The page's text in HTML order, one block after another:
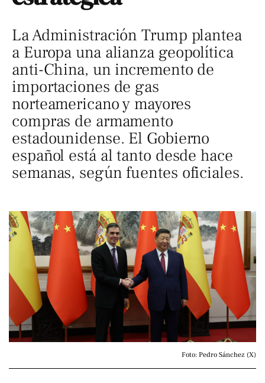
La Administración Trump plantea
a Europa una alianza geopolítica
anti-China, un incremento de
importaciones de gas
norteamericano y mayores
compras de armamento
estadounidense. El Gobierno
español está al tanto desde hace
semanas, según fuentes oficiales.
Foto: Pedro Sánchez (X)